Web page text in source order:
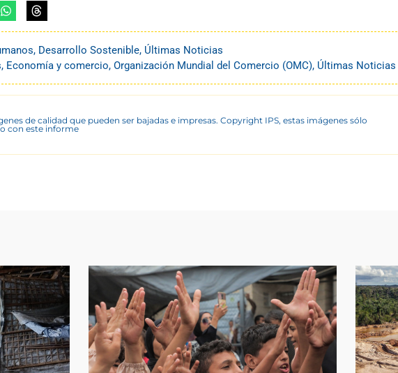
, Desarrollo Sostenible, Últimas Noticias
, Economía y comercio, Organización Mundial del Comercio (OMC), Últimas Noticias
de calidad que pueden ser bajadas e impresas. Copyright IPS, estas imágenes sólo
con este informe